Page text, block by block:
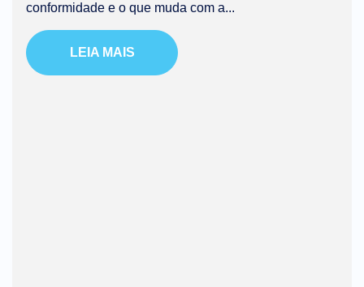
conformidade e o que muda com a...
LEIA MAIS